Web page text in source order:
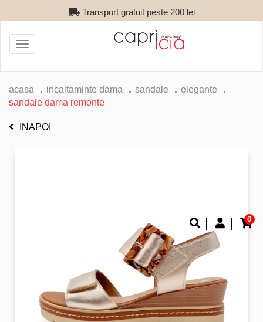
Transport gratuit peste 200 lei
0
Toggle
navigation
acasa incaltaminte dama sandale
elegante
sandale dama remonte
INAPOI